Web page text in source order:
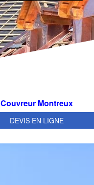
Couvreur Montreux
DEVIS EN LIGNE